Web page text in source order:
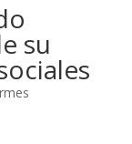
su